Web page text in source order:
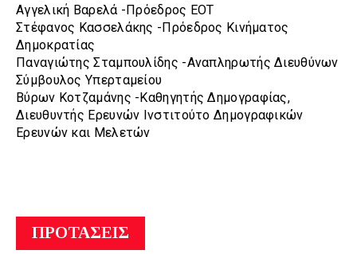
Αγγελική Βαρελά -Πρόεδρος ΕΟΤ
Στέφανος Κασσελάκης -Πρόεδρος Κινήματος
Δημοκρατίας
Παναγιώτης Σταμπουλίδης -Αναπληρωτής Διευθύνων
Σύμβουλος Υπερταμείου
Βύρων Κοτζαμάνης -Καθηγητής Δημογραφίας,
Διευθυντής Ερευνών Ινστιτούτο Δημογραφικών
Ερευνών και Μελετών
ΠΡΟΤΑΣΕΙΣ